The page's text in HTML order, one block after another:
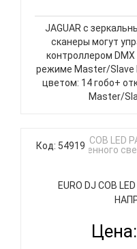
JAGUAR с
сканеры могут
контроллером
режиме Master/Slave
цветом: 14 гобо+
Master/
Код: 54919
EURO DJ COB